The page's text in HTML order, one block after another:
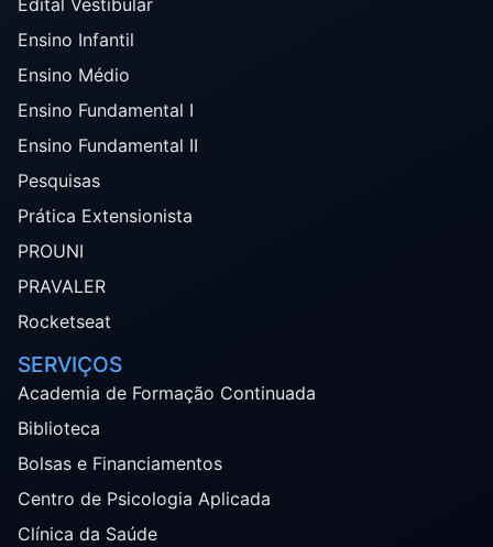
Ensino Infantil
Ensino Médio
Ensino Fundamental I
Ensino Fundamental II
Pesquisas
Prática Extensionista
PROUNI
PRAVALER
Rocketseat
SERVIÇOS
Academia de Formação Continuada
Biblioteca
Bolsas e Financiamentos
Centro de Psicologia Aplicada
Clínica da Saúde